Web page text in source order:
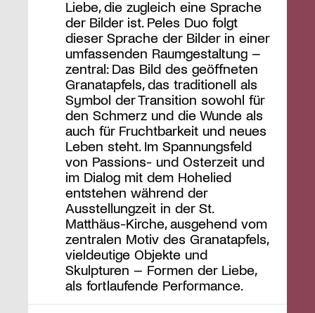
Liebe, die zugleich eine Sprache
der Bilder ist. Peles Duo folgt
dieser Sprache der Bilder in einer
umfassenden Raumgestaltung –
zentral: Das Bild des geöffneten
Granatapfels, das traditionell als
Symbol der Transition sowohl für
den Schmerz und die Wunde als
auch für Fruchtbarkeit und neues
Leben steht. Im Spannungsfeld
von Passions- und Osterzeit und
im Dialog mit dem Hohelied
entstehen während der
Ausstellungzeit in der St.
Matthäus-Kirche, ausgehend vom
zentralen Motiv des Granatapfels,
vieldeutige Objekte und
Skulpturen – Formen der Liebe,
als fortlaufende Performance.